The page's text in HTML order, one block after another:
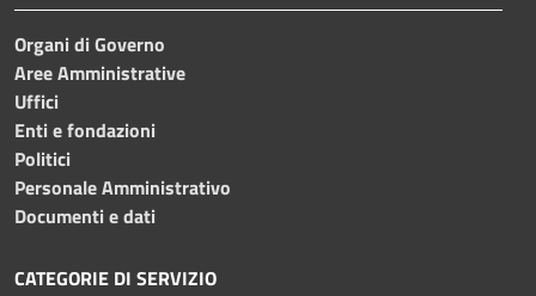
Organi di Governo
Aree Amministrative
Uffici
Enti e fondazioni
Politici
Personale Amministrativo
Documenti e dati
CATEGORIE DI SERVIZIO